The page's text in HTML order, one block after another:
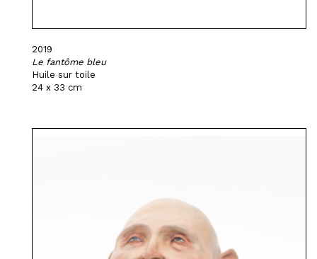
2019
Le fantôme bleu
Huile sur toile
24 x 33 cm